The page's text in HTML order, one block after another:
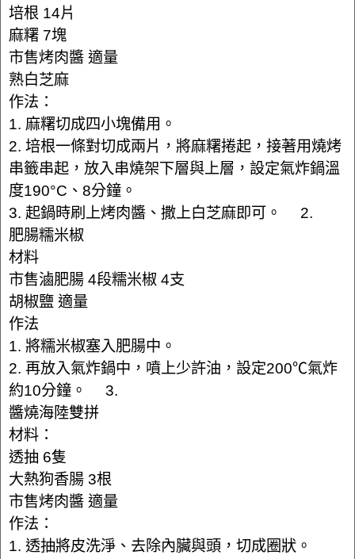
培根 14片
麻糬 7塊
市售烤肉醬 適量
熟白芝麻
作法：
1. 麻糬切成四小塊備用。
2. 培根一條對切成兩片，將麻糬捲起，接著用燒烤
串籤串起，放入串燒架下層與上層，設定氣炸鍋溫
度190°C、8分鐘。
3. 起鍋時刷上烤肉醬、撒上白芝麻即可。 2.
肥腸糯米椒
材料
市售滷肥腸 4段糯米椒 4支
胡椒鹽 適量
作法
1. 將糯米椒塞入肥腸中。
2. 再放入氣炸鍋中，噴上少許油，設定200℃氣炸
約10分鐘。 3.
醬燒海陸雙拼
材料：
透抽 6隻
大熱狗香腸 3根
市售烤肉醬 適量
作法：
1. 透抽將皮洗淨、去除內臟與頭，切成圈狀。